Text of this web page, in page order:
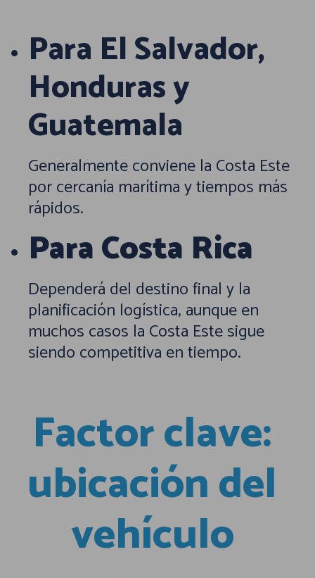
Para El Salvador,
Honduras y
Guatemala
Generalmente conviene la Costa Este
por cercanía marítima y tiempos más
rápidos.
Para Costa Rica
Dependerá del destino final y la
planificación logística, aunque en
muchos casos la Costa Este sigue
siendo competitiva en tiempo.
Factor clave:
ubicación del
vehículo